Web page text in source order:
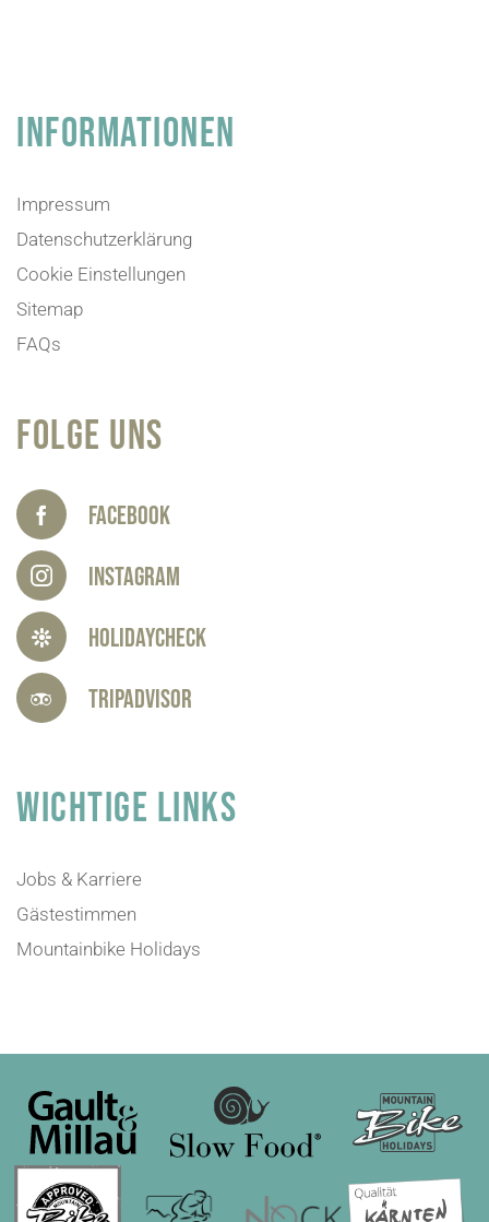
INFORMATIONEN
Impressum
Datenschutzerklärung
Cookie Einstellungen
Sitemap
FAQs
FOLGE UNS
Facebook
Instagram
HolidayCheck
Tripadvisor
WICHTIGE LINKS
Jobs & Karriere
Gästestimmen
Mountainbike Holidays